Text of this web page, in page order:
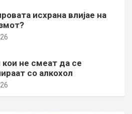
исхрана влијае на
не смеат да се
со алкохол